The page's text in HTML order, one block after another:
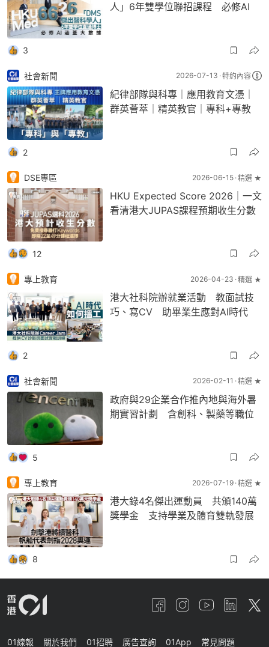
人」6年雙學位聯招課程 必修AI
3
社會新聞 2026-07-13 特約內容
紀律部隊與科專｜應用教育文憑｜
群英薈萃｜精英教官｜專科+專教
2
DSE專區 2026-06-15 精選 ★
HKU Expected Score 2026｜一文
看清港大JUPAS課程預期收生分數
12
專上教育 2026-04-23 精選 ★
港大社科院辦就業活動 教面試技
巧、寫CV 助畢業生應對AI時代
2
社會新聞 2026-02-11 精選 ★
政府與29企業合作推內地與海外暑
期實習計劃 含創科、製藥等職位
5
專上教育 2026-07-19 精選 ★
港大錄4名傑出運動員 共頒140萬
獎學金 支持學業及體育雙軌發展
8
01線報 關於我們 01招聘 廣告查詢 01App 常見問題